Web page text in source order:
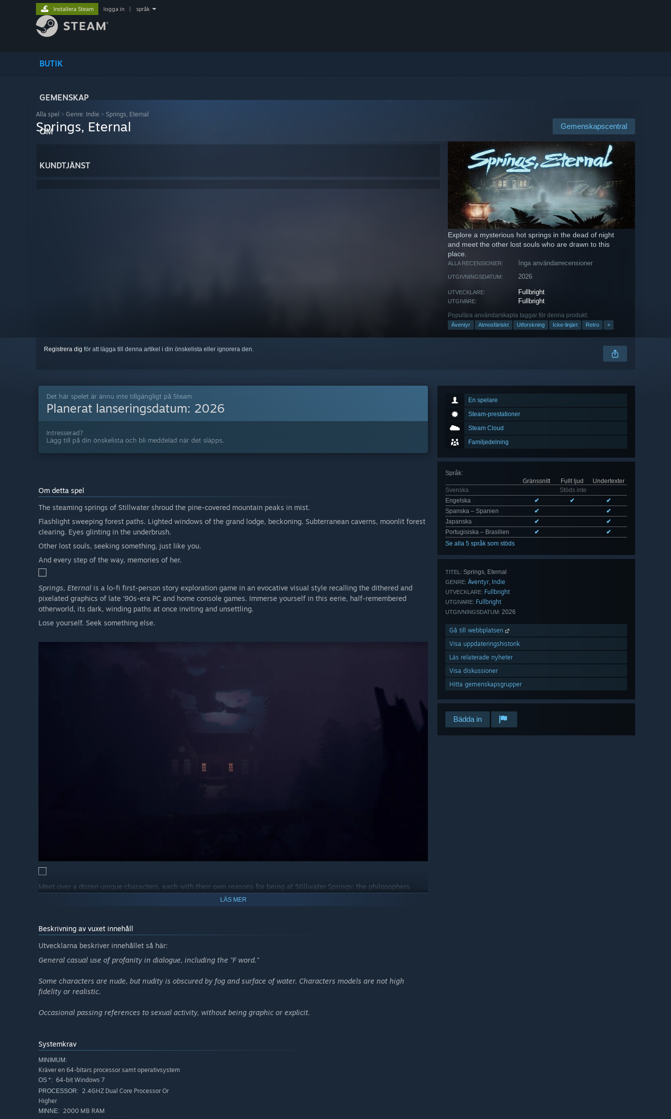
BUTIK
GEMENSKAP
OM
KUNDTJÄNST
Installera Steam logga in språk
Alla spel > Genre: Indie > Springs, Eternal
Gemenskapscentral
Springs, Eternal
Explore a mysterious hot springs in the dead of night
and meet the other lost souls who are drawn to this
place.
ALLA RECENSIONER: Inga användarrecensioner
UTGIVNINGSDATUM: 2026
UTVECKLARE: Fullbright
UTGIVARE: Fullbright
Populära användarskapta taggar för denna produkt:
Äventyr Atmosfäriskt Utforskning Icke-linjärt Retro +
Registrera dig för att lägga till denna artikel i din önskelista eller ignorera den.
En spelare
Steam-prestationer
Steam Cloud
Familjedelning
Språk:
Gränssnitt
Fullt ljud
Undertexter
Svenska
Stöds inte
Engelska
✔ ✔
✔
Spanska – Spanien
✔
✔
Japanska
✔
✔
Portugisiska – Brasilien
✔
✔
Se alla 5 språk som stöds
TITEL: Springs, Eternal
GENRE: Äventyr, Indie
UTVECKLARE: Fullbright
UTGIVARE: Fullbright
UTGIVNINGSDATUM: 2026
Gå till webbplatsen
Visa uppdateringshistorik
Läs relaterade nyheter
Visa diskussioner
Hitta gemenskapsgrupper
Bädda in
Det här spelet är ännu inte tillgängligt på Steam
Planerat lanseringsdatum: 2026
Intresserad?
Lägg till på din önskelista och bli meddelad när det släpps.
Om detta spel
The steaming springs of Stillwater shroud the pine-covered mountain peaks in mist.
Flashlight sweeping forest paths. Lighted windows of the grand lodge, beckoning. Subterranean caverns, moonlit forest
clearing. Eyes glinting in the underbrush.
Other lost souls, seeking something, just like you.
And every step of the way, memories of her.
Springs, Eternal is a lo-fi first-person story exploration game in an evocative visual style recalling the dithered and
pixelated graphics of late ‘90s-era PC and home console games. Immerse yourself in this eerie, half-remembered
otherworld, its dark, winding paths at once inviting and unsettling.
Lose yourself. Seek something else.
Meet over a dozen unique characters, each with their own reasons for being at Stillwater Springs: the philosophers
engaging in a debate that could last a lifetime; the tattooist waiting to inscribe you with your future; the old men, the
LÄS MER
Beskrivning av vuxet innehåll
Utvecklarna beskriver innehållet så här:
General casual use of profanity in dialogue, including the "F word."
Some characters are nude, but nudity is obscured by fog and surface of water. Characters models are not high
fidelity or realistic.
Occasional passing references to sexual activity, without being graphic or explicit.
Systemkrav
MINIMUM:
Kräver en 64-bitars processor samt operativsystem
OS *: 64-bit Windows 7
PROCESSOR: 2.4GHZ Dual Core Processor Or
Higher
MINNE: 2000 MB RAM